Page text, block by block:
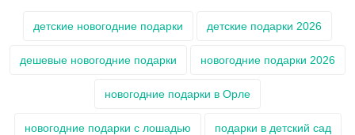
детские новогодние подарки детские подарки 2026
дешевые новогодние подарки новогодние подарки 2026
новогодние подарки в Орле
новогодние подарки с лошадью подарки в детский сад